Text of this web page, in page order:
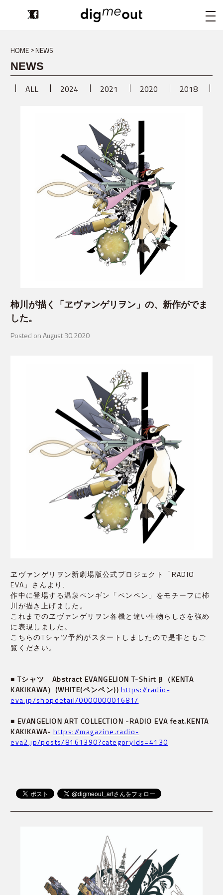
digmeout
HOME NEWS
NEWS
ALL 2024 2021 2020 2018
柿川が描く「ヱヴァンゲリヲン」の、新作がでま
した。
Posted on August 30.2020
ヱヴァンゲリヲン新劇場版公式プロジェクト「RADIO
EVA」さんより、
作中に登場する温泉ペンギン「ペンペン」をモチーフに柿
川が描き上げました。
これまでのヱヴァンゲリヲン各機と違い生物らしさを強め
に表現しました。
こちらのTシャツ予約がスタートしましたので是非ともご
覧ください。
■ Tシャツ　Abstract EVANGELION T-Shirt β（KENTA
KAKIKAWA）(WHITE(ペンペン)) https://radio-
eva.jp/shopdetail/000000001681/
■ EVANGELION ART COLLECTION -RADIO EVA feat.KENTA
KAKIKAWA- https://magazine.radio-
eva2.jp/posts/8161390?categoryIds=4130